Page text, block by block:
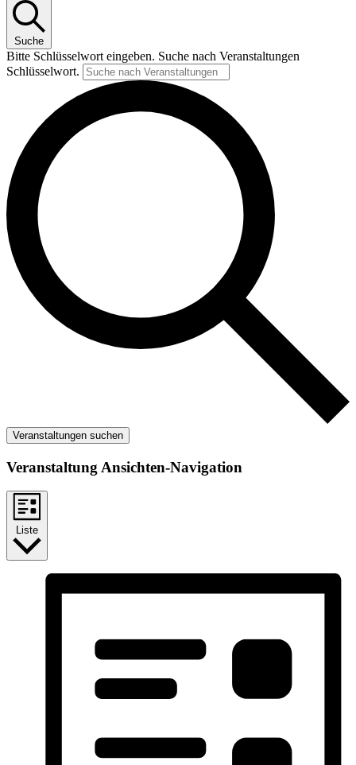
Suche
Bitte Schlüsselwort eingeben. Suche nach Veranstaltungen
Schlüsselwort.
Veranstaltungen suchen
Veranstaltung Ansichten-Navigation
Liste